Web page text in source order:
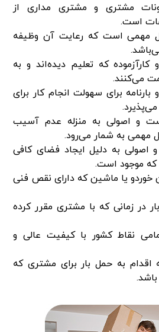
مشتری و مشتری مداری از
است.
مهمی ‌است که رعایت آن وظیفه
کارآزموده که تعلیم دیده‌اند و به
می‌کنند.
بارنامه برای سهولت انجام کار برای
و اصولی به منزله عدم آسیب
مهمی به شمار می‌رود.
اصولی به دلیل ایجاد فضای کافی
که موجود است.
خوردو یا ماشین که دارای نقص فنی
در زمانی که با مشتری مقرر کرده
نقاط کشور با کیفیت عالی و
اقدام به حمل بار برای مشتری که